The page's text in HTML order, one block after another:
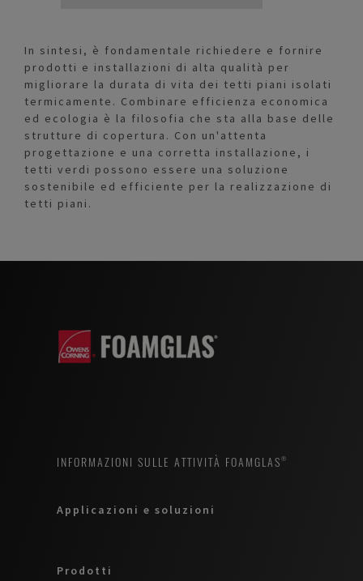
In sintesi, è fondamentale richiedere e fornire
prodotti e installazioni di alta qualità per
migliorare la durata di vita dei tetti piani isolati
termicamente. Combinare efficienza economica
ed ecologia è la filosofia che sta alla base delle
strutture di copertura. Con un'attenta
progettazione e una corretta installazione, i
tetti verdi possono essere una soluzione
sostenibile ed efficiente per la realizzazione di
tetti piani.
INFORMAZIONI SULLE ATTIVITÀ FOAMGLAS®
Applicazioni e soluzioni
Prodotti